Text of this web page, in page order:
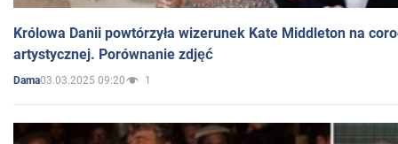
Królowa Danii powtórzyła wizerunek Kate Middleton na
artystycznej. Porównanie zdjęć
Dama03.03.2025 09:20 1